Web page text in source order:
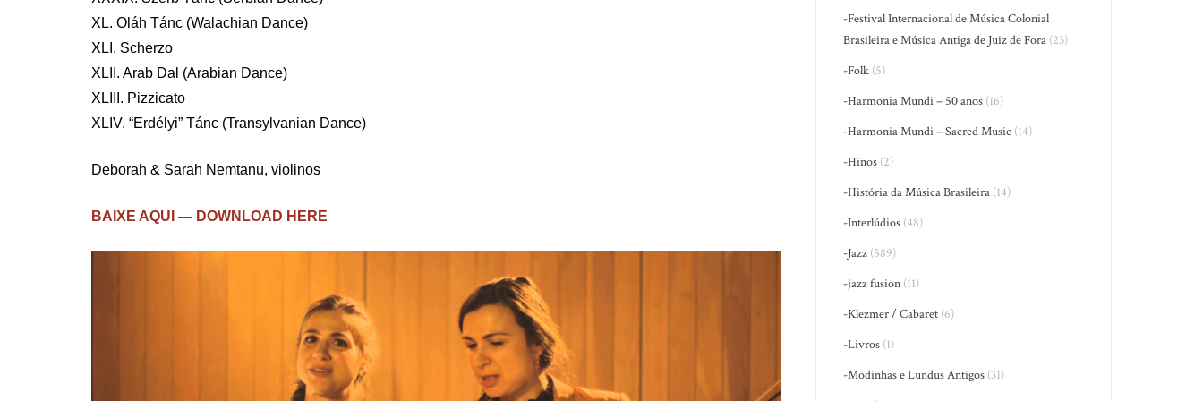
XL. Oláh Tánc (Walachian Dance)
XLI. Scherzo
XLII. Arab Dal (Arabian Dance)
XLIII. Pizzicato
XLIV. “Erdélyi” Tánc (Transylvanian Dance)
Deborah & Sarah Nemtanu, violinos
BAIXE AQUI — DOWNLOAD HERE
-Festival Internacional de Música Colonial
Brasileira e Música Antiga de Juiz de Fora (23)
-Folk (5)
-Harmonia Mundi – 50 anos (16)
-Harmonia Mundi – Sacred Music (14)
-Hinos (2)
-História da Música Brasileira (14)
-Interlúdios (48)
-Jazz (589)
-jazz fusion (11)
-Klezmer / Cabaret (6)
-Livros (1)
-Modinhas e Lundus Antigos (31)